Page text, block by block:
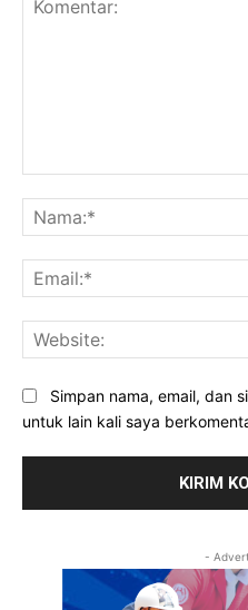
Simpan nama, email, dan
untuk lain kali saya
-